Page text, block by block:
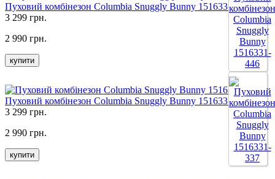
Пуховий комбінезон Columbia Snuggly Bunny 1516331-337
3 299 грн.
2 990 грн.
купити
Пуховий комбінезон Columbia Snuggly Bunny 1516331-446
3 299 грн.
2 990 грн.
купити